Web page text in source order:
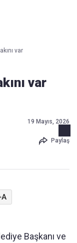
var
var
19 Mayıs, 2026
Paylaş
Başkanı ve